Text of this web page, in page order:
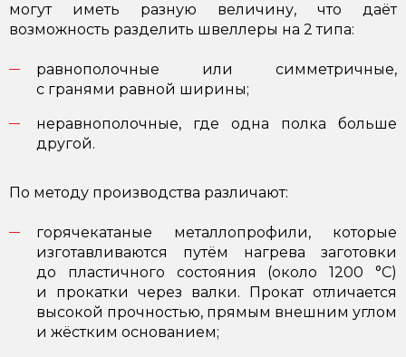
могут иметь разную величину, что даёт
возможность разделить швеллеры на 2 типа:
равнополочные или симметричные,
с гранями равной ширины;
неравнополочные, где одна полка больше
другой.
По методу производства различают:
горячекатаные металлопрофили, которые
изготавливаются путём нагрева заготовки
до пластичного состояния (около 1200 °C)
и прокатки через валки. Прокат отличается
высокой прочностью, прямым внешним углом
и жёстким основанием;